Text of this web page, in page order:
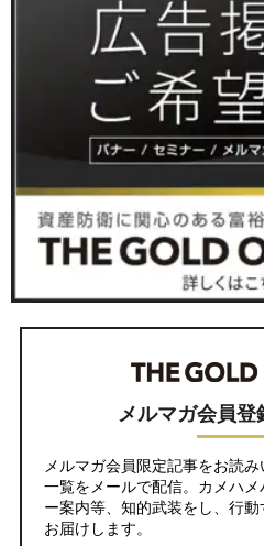
メルマガ会員登
メルマガ会員限定記事をお読
一覧をメールで配信。カメハ
ー案内等、知的武装をし、行
お届けします。